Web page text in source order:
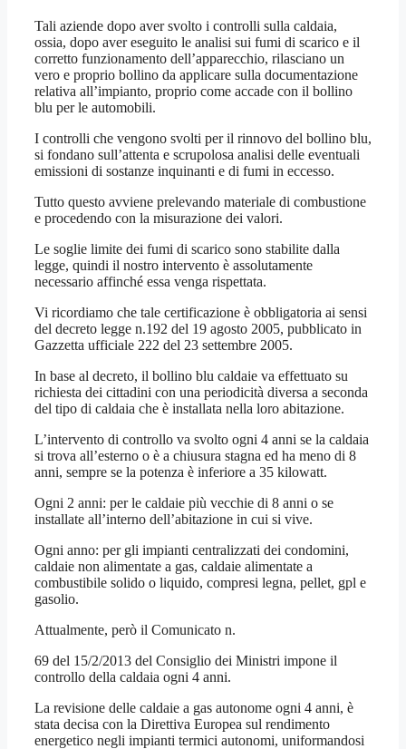
Tali aziende dopo aver svolto i controlli sulla caldaia,
ossia, dopo aver eseguito le analisi sui fumi di scarico e il
corretto funzionamento dell’apparecchio, rilasciano un
vero e proprio bollino da applicare sulla documentazione
relativa all’impianto, proprio come accade con il bollino
blu per le automobili.
I controlli che vengono svolti per il rinnovo del bollino blu,
si fondano sull’attenta e scrupolosa analisi delle eventuali
emissioni di sostanze inquinanti e di fumi in eccesso.
Tutto questo avviene prelevando materiale di combustione
e procedendo con la misurazione dei valori.
Le soglie limite dei fumi di scarico sono stabilite dalla
legge, quindi il nostro intervento è assolutamente
necessario affinché essa venga rispettata.
Vi ricordiamo che tale certificazione è obbligatoria ai sensi
del decreto legge n.192 del 19 agosto 2005, pubblicato in
Gazzetta ufficiale 222 del 23 settembre 2005.
In base al decreto, il bollino blu caldaie va effettuato su
richiesta dei cittadini con una periodicità diversa a seconda
del tipo di caldaia che è installata nella loro abitazione.
L’intervento di controllo va svolto ogni 4 anni se la caldaia
si trova all’esterno o è a chiusura stagna ed ha meno di 8
anni, sempre se la potenza è inferiore a 35 kilowatt.
Ogni 2 anni: per le caldaie più vecchie di 8 anni o se
installate all’interno dell’abitazione in cui si vive.
Ogni anno: per gli impianti centralizzati dei condomini,
caldaie non alimentate a gas, caldaie alimentate a
combustibile solido o liquido, compresi legna, pellet, gpl e
gasolio.
Attualmente, però il Comunicato n.
69 del 15/2/2013 del Consiglio dei Ministri impone il
controllo della caldaia ogni 4 anni.
La revisione delle caldaie a gas autonome ogni 4 anni, è
stata decisa con la Direttiva Europea sul rendimento
energetico negli impianti termici autonomi, uniformandosi